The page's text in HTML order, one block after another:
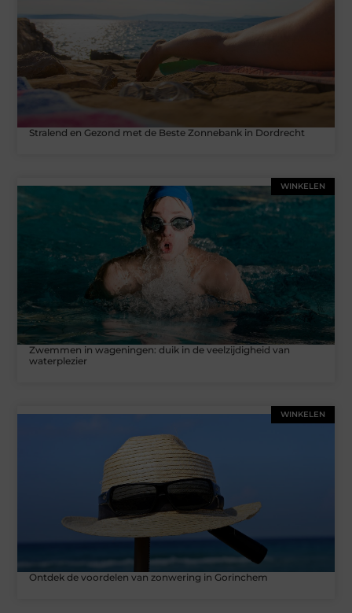
Stralend en Gezond met de Beste Zonnebank in Dordrecht
WINKELEN
Zwemmen in wageningen: duik in de veelzijdigheid van
waterplezier
WINKELEN
Ontdek de voordelen van zonwering in Gorinchem